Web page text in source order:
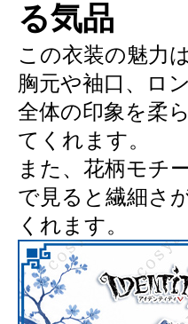
る気品
この衣装の魅力
胸元や袖口、ロ
全体の印象を柔
てくれます。
また、花柄モチ
で見ると繊細さ
くれます。